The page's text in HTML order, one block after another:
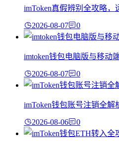
imToken真假辨别全攻略
2026-08-07 0
imtoken钱包电脑版与移动
2026-08-07 0
imToken钱包账号注销全
2026-08-06 0